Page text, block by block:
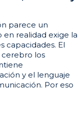
parece un
realidad exige la
capacidades. El
cerebro los
y el lenguaje
Por eso